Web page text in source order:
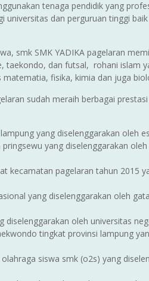
tenaga pendidik yang
dan perguruan tinggi
smk SMK YADIKA pagelaran
taekondo, dan futsal, rohani islam
fisika, kimia dan juga
sudah meraih berbagai
yang diselenggarakan oleh
yang diselenggarakan
kecamatan pagelaran tahun 2015
yang diselenggarakan oleh
oleh universitas
tingkat provinsi lampung
siswa smk (o2s) yang